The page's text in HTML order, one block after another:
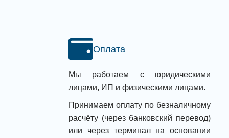
Оплата
Мы работаем с юридическими
лицами, ИП и физическими лицами.
Принимаем оплату по безналичному
расчёту (через банковский перевод)
или через терминал на основании